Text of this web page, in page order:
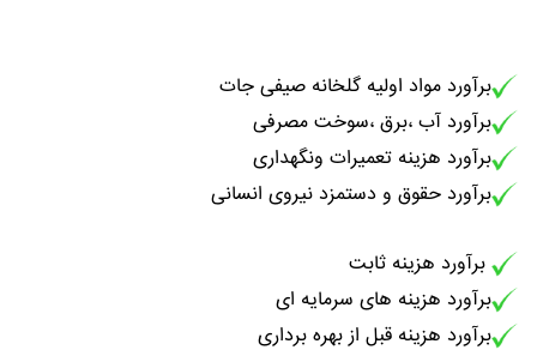
برآورد مواد اولیه گلخانه صیفی جات
برآورد آب ،برق ،سوخت مصرفی
برآورد هزینه تعمیرات ونگهداری
برآورد حقوق و دستمزد نیروی انسانی
برآورد هزینه ثابت
برآورد هزینه های سرمایه ای
برآورد هزینه قبل از بهره برداری